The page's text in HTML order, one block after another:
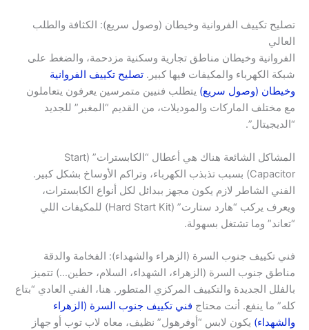
تصليح تكييف الفروانية وخيطان (وصول سريع): الكثافة والطلب
العالي
الفروانية وخيطان مناطق تجارية وسكنية مزدحمة، والضغط على
شبكة الكهرباء والمكيفات فيها كبير. تصليح تكييف الفروانية
وخيطان (وصول سريع) يتطلب فنيين متمرسين يعرفون يتعاملون
مع مختلف الماركات والموديلات، من القديم “المغبر” للجديد
“الديجيتال”.
المشاكل الشائعة هناك هي أعطال “الكابسترات” (Start
Capacitor) بسبب تذبذب الكهرباء، وتراكم الأوساخ بشكل كبير.
الفني الشاطر لازم يكون مجهز ببدائل لكل أنواع الكابسترات،
ويعرف يركب “هارد ستارت” (Hard Start Kit) للمكيفات اللي
“تعاند” وما تشتغل بسهولة.
فني تكييف جنوب السرة (الزهراء والشهداء): الفخامة والدقة
مناطق جنوب السرة (الزهراء، الشهداء، السلام، حطين…) تتميز
بالفلل الجديدة والتكييف المركزي المتطور. هنا، الفني العادي “بتاع
كله” ما ينفع. أنت محتاج فني تكييف جنوب السرة (الزهراء
والشهداء) يكون لابس “أوفرهول” نظيف، معاه لاب توب أو جهاز